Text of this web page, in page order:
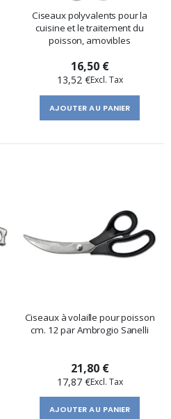
Ciseaux polyvalents pour la
cuisine et le traitement du
poisson, amovibles
16,50 €
13,52 €
AJOUTER AU PANIER
Ciseaux à volaille pour poisson
cm. 12 par Ambrogio Sanelli
21,80 €
17,87 €
AJOUTER AU PANIER